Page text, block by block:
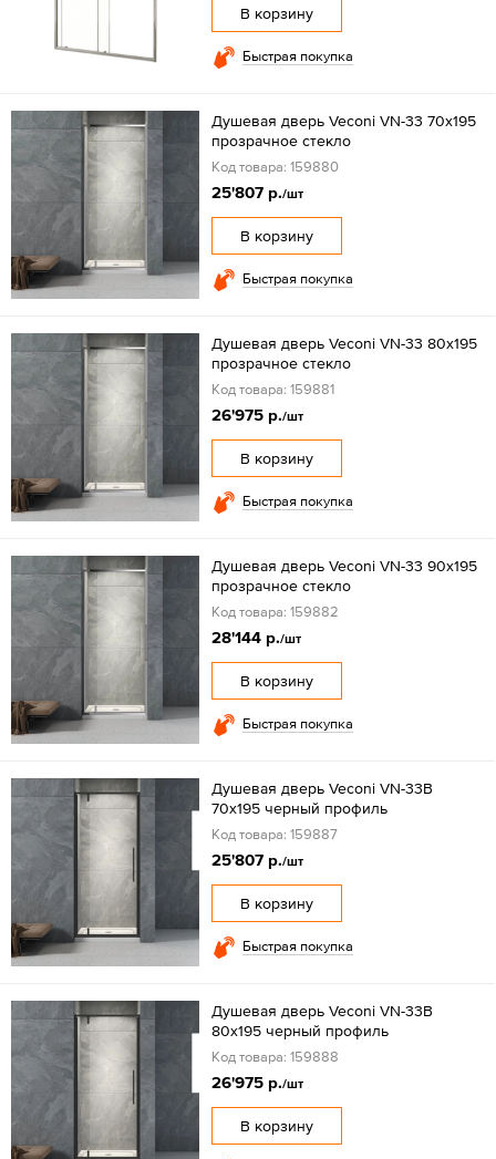
В корзину
Быстрая покупка
Душевая дверь Veconi VN-33 70x195
прозрачное стекло
Код товара: 159880
25'807 р./шт
В корзину
Быстрая покупка
Душевая дверь Veconi VN-33 80x195
прозрачное стекло
Код товара: 159881
26'975 р./шт
В корзину
Быстрая покупка
Душевая дверь Veconi VN-33 90x195
прозрачное стекло
Код товара: 159882
28'144 р./шт
В корзину
Быстрая покупка
Душевая дверь Veconi VN-33B
70x195 черный профиль
Код товара: 159887
25'807 р./шт
В корзину
Быстрая покупка
Душевая дверь Veconi VN-33B
80x195 черный профиль
Код товара: 159888
26'975 р./шт
В корзину